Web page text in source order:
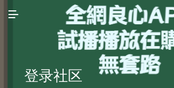

登录社区